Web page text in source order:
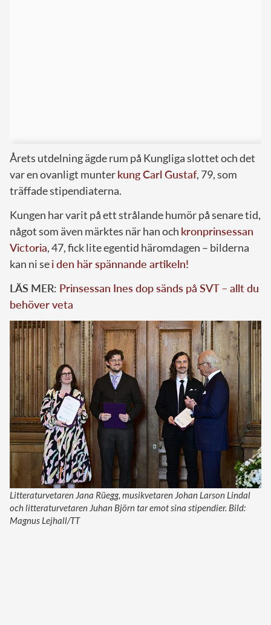
Årets utdelning ägde rum på Kungliga slottet och det
var en ovanligt munterkung Carl Gustaf, 79, som
träffade stipendiaterna.
Kungen har varit på ett strålande humör på senare tid,
något som även märktes när han och kronprinsessan
Victoria, 47, fick lite egentid häromdagen – bilderna
kan ni sei den här spännande artikeln!
LÄS MER: Prinsessan Ines dop sänds på SVT – allt du
behöver veta
Litteraturvetaren Jana Rüegg, musikvetaren Johan Larson Lindal
och litteraturvetaren Juhan Björn tar emot sina stipendier. Bild:
Magnus Lejhall/TT